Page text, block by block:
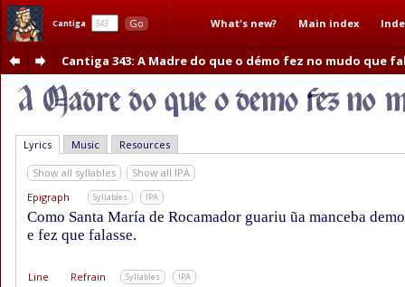
Cantiga Go What's new? Main index
Cantiga 343: A Madre do que o démo fez no mudo que
Lyrics Music Resources
Show all syllables
Show all IPA
Epigraph
Syllables IPA
Como Santa María de Rocamador guariu ũa manceba
e fez que falasse.
Line Refrain Syllables IPA